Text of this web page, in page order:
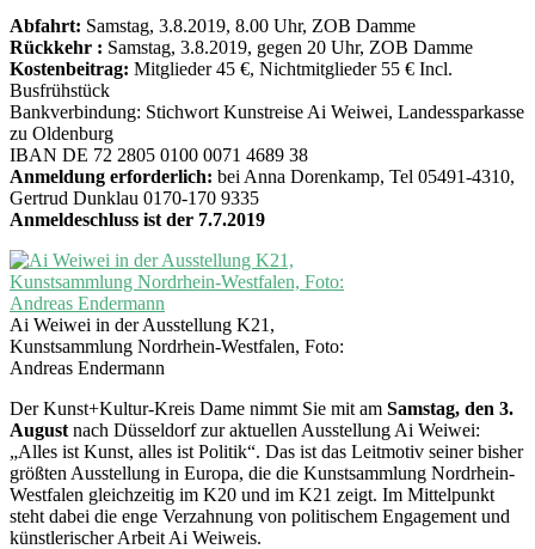
Abfahrt: Samstag, 3.8.2019, 8.00 Uhr, ZOB Damme
Rückkehr : Samstag, 3.8.2019, gegen 20 Uhr, ZOB Damme
Kostenbeitrag: Mitglieder 45 €, Nichtmitglieder 55 € Incl.
Busfrühstück
Bankverbindung: Stichwort Kunstreise Ai Weiwei, Landessparkasse
zu Oldenburg
IBAN DE 72 2805 0100 0071 4689 38
Anmeldung erforderlich: bei Anna Dorenkamp, Tel 05491-4310,
Gertrud Dunklau 0170-170 9335
Anmeldeschluss ist der 7.7.2019
Ai Weiwei in der Ausstellung K21,
Kunstsammlung Nordrhein-Westfalen, Foto:
Andreas Endermann
Der Kunst+Kultur-Kreis Dame nimmt Sie mit am Samstag, den 3.
August nach Düsseldorf zur aktuellen Ausstellung Ai Weiwei:
„Alles ist Kunst, alles ist Politik“. Das ist das Leitmotiv seiner bisher
größten Ausstellung in Europa, die die Kunstsammlung Nordrhein-
Westfalen gleichzeitig im K20 und im K21 zeigt. Im Mittelpunkt
steht dabei die enge Verzahnung von politischem Engagement und
künstlerischer Arbeit Ai Weiweis.